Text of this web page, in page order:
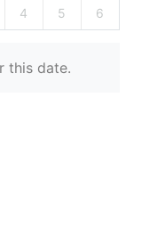
4 5 6
this date.